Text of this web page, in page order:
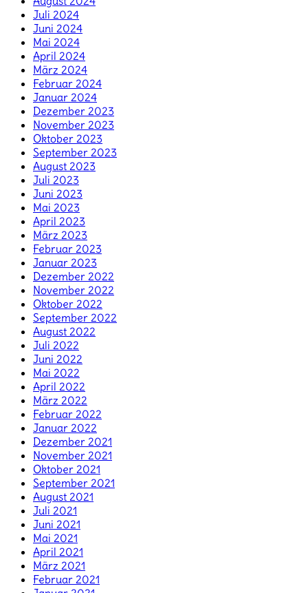
Juli 2024
Juni 2024
Mai 2024
April 2024
März 2024
Februar 2024
Januar 2024
Dezember 2023
November 2023
Oktober 2023
September 2023
August 2023
Juli 2023
Juni 2023
Mai 2023
April 2023
März 2023
Februar 2023
Januar 2023
Dezember 2022
November 2022
Oktober 2022
September 2022
August 2022
Juli 2022
Juni 2022
Mai 2022
April 2022
März 2022
Februar 2022
Januar 2022
Dezember 2021
November 2021
Oktober 2021
September 2021
August 2021
Juli 2021
Juni 2021
Mai 2021
April 2021
März 2021
Februar 2021